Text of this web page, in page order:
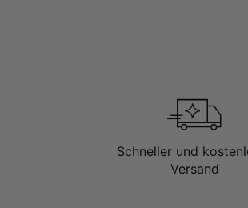
Schneller und
Versand